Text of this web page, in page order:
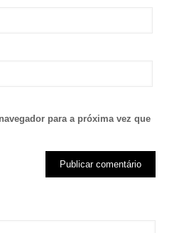
para a próxima vez que